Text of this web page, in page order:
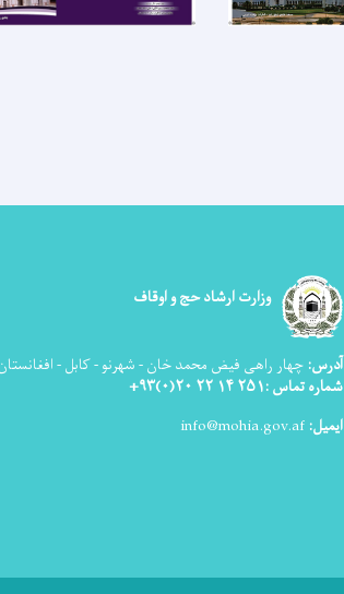
وزارت ارشاد حج و اوقاف
آدرس: چهار راهی فیض محمد خان - شهرنو - کابل -
شماره تماس :۲۵۱ ۱۴ ۲۲ ۲۰(۰)۹۳+
ایمیل: